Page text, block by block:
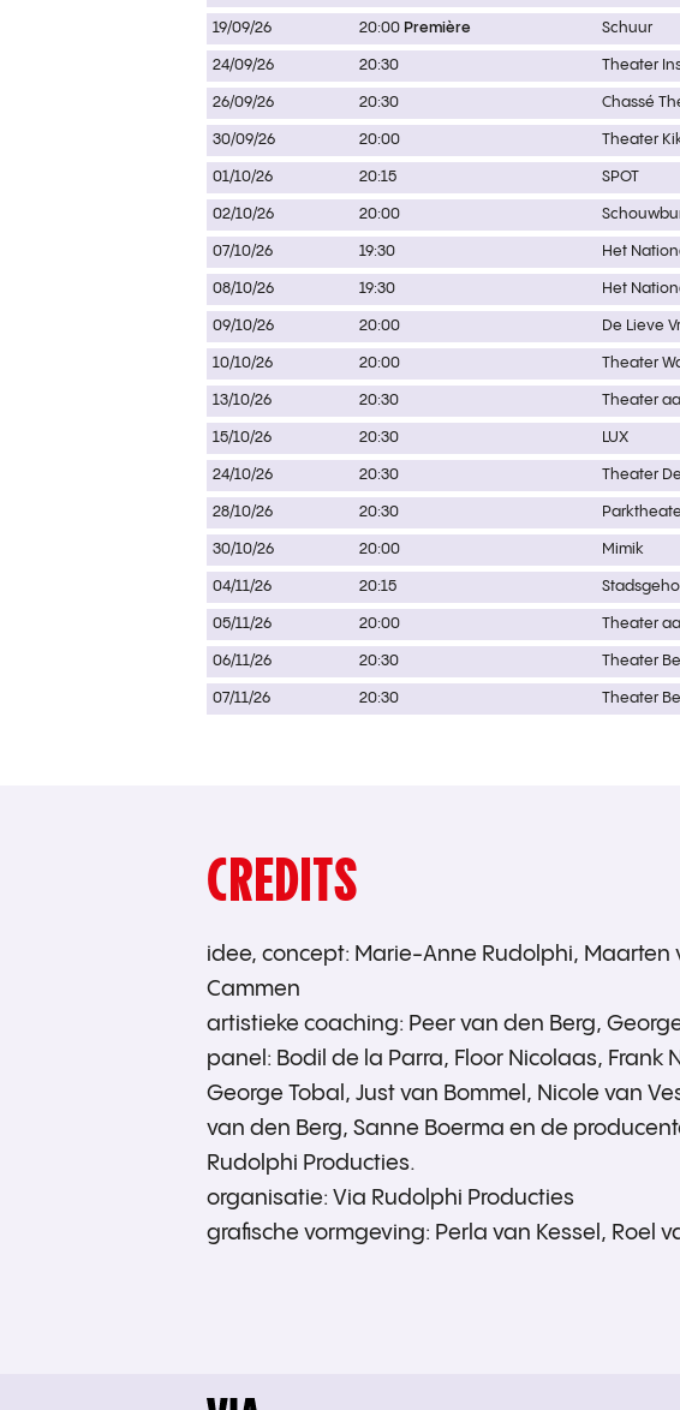
19/09/26 20:00 Première Schuur
24/09/26 20:30 Theater
26/09/26 20:30 Chassé
30/09/26 20:00 Theater
01/10/26 20:15 SPOT
02/10/26 20:00
07/10/26 19:30 Het
08/10/26 19:30 Het
09/10/26 20:00 De Lieve
10/10/26 20:00 Theater
13/10/26 20:30 Theater
15/10/26 20:30 LUX
24/10/26 20:30 Theater
28/10/26 20:30
30/10/26 20:00 Mimik
04/11/26 20:15
05/11/26 20:00 Theater
06/11/26 20:30 Theater
07/11/26 20:30 Theater
CREDITS
idee, concept: Marie-Anne Rudolphi, Maarten
Cammen
artistieke coaching: Peer van den Berg,
panel: Bodil de la Parra, Floor Nicolaas, Frank
George Tobal, Just van Bommel, Nicole van
van den Berg, Sanne Boerma en de
Rudolphi Producties.
organisatie: Via Rudolphi Producties
grafische vormgeving: Perla van Kessel, Roel